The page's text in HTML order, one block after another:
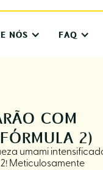
NÓS FAQ
COM
2)
umami
Meticulosamente